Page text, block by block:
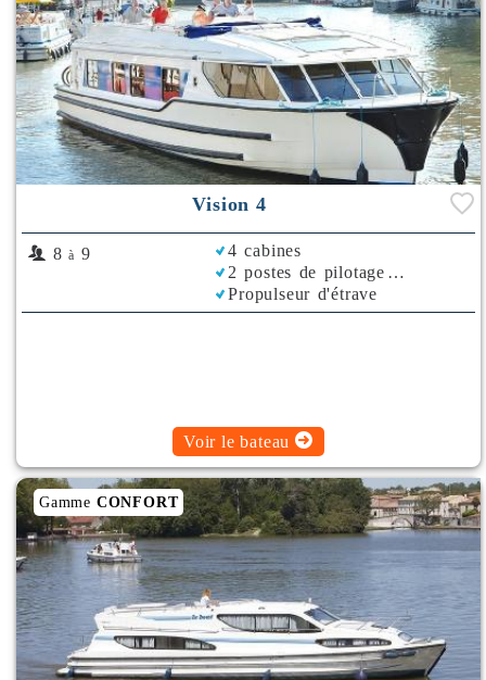
Vision 4
8 à 9
4 cabines
2 postes de pilotage
Propulseur d'étrave
Climatisation
Voir le bateau
Gamme CONFORT